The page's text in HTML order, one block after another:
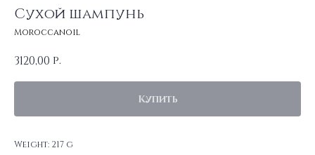
Сухой шампунь
Moroccanoil
3120,00 р.
Купить
Weight: 217 g